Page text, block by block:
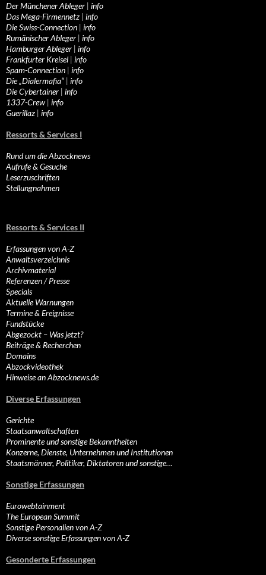
Der Münchener Ableger | info
Das Mega-Firmennetz | info
Die Swiss-Connection | info
Rumänischer Ableger | info
Hamburger Ableger | info
Frankfurter Kreisel | info
Spam-Connection | info
Die „Dialermafia“ | info
Die Cybertainer | info
1337-Crew | info
Guerillaz | info
Ressorts & Services I
Rund um die Abzocknews
Aufrufe & Gesuche
Leserzuschriften
Stellungnahmen
Ressorts & Services II
Erfassungen von A-Z
Anwaltsverzeichnis
Archivmaterial
Referenzen / Presse
Specials
Aktuelle Warnungen
Termine & Ereignisse
Fundstücke
Abgezockt – Was jetzt?
Beiträge & Recherchen
Domains
Abzockvideothek
Hinweise an Abzocknews.de
Diverse Erfassungen
Gerichte
Staatsanwaltschaften
Prominente und sonstige Bekanntheiten
Konzerne, Dienste, Unternehmen und Institutionen
Staatsmänner, Politiker, Diktatoren und sonstige…
Sonstige Erfassungen
Eurowebtainment
The European Summit
Sonstige Personalien von A-Z
Diverse sonstige Erfassungen von A-Z
Gesonderte Erfassungen